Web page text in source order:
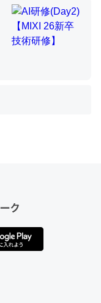
で親と会える残
ポケットWifiみ
か使わないので
2019/05/15/1805